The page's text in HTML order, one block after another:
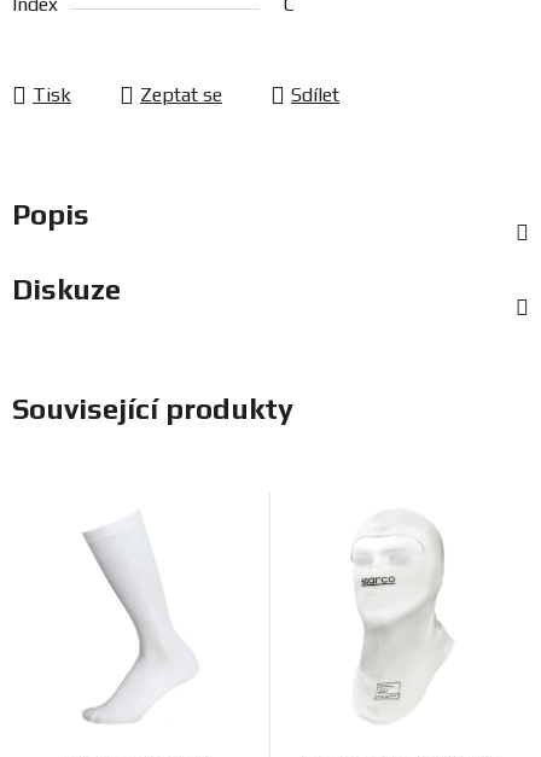
Tisk Zeptat se Sdílet
Popis
Diskuze
Související produkty